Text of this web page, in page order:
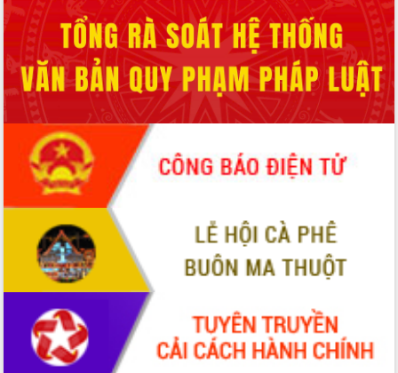
Đẩy mạnh cải cách hành chính, quyết
tâm đạt được mục tiêu tăng trưởng
hai con số trong năm 2026
Tổ chức trang trọng Lễ hội Đền thờ
Lương Văn Chánh năm 2026
Phó Bí thư Tỉnh ủy Đắk Lắk Đỗ Hữu
Huy giữ chức Bí thư Đảng ủy Ủy Ban
Nhân dân tỉnh
Bệnh án điện tử thúc đẩy chuyển đổi
số y tế tại Đắk Lắk
Chuyển đổi số thư viện: Mở rộng
không gian tri thức trong thời đại số
Đánh giá, rút kinh nghiệm công tác tổ
chức diễn tập trước ngày bầu cử
Chương trình “Gặp gỡ hữu nghị –
Friendship Meeting New Year 2026”
Bầu cử Quốc hội và HĐND: Cử tri Đắk
Lắk gửi gắm niềm tin, kỳ vọng vào lá